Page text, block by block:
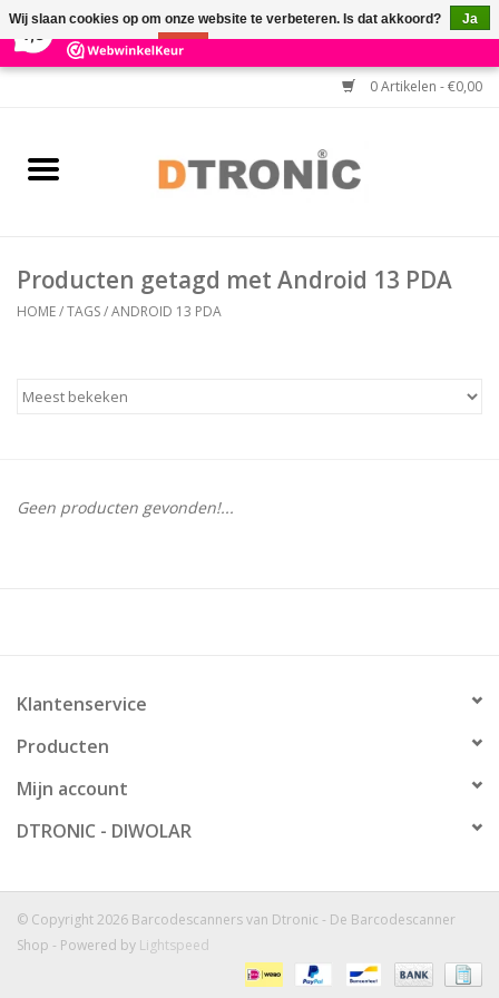
3 Reviews ×
0 Artikelen - €0,00
BARCODESCANNERS
HULP BIJ INSTALLATIE
Producten getagd met Android 13 PDA
HOME/TAGS/ANDROID 13 PDA
Geen producten gevonden!...
Klantenservice
Producten
Mijn account
DTRONIC - DIWOLAR
© Copyright 2026 Barcodescanners van Dtronic - De Barcodescanner
Shop - Powered by Lightspeed
Wij slaan cookies op om onze website te verbeteren. Is dat akkoord?
Ja
Nee